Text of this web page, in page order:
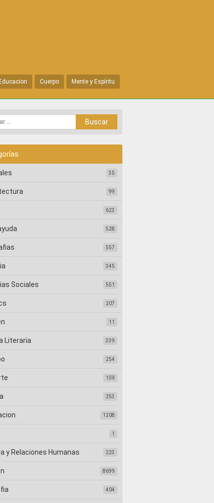
Cuerpo Mente y Espíritu
35
99
623
528
557
345
Sociales 551
207
11
Literaria 339
254
159
253
1208
1
y Relaciones Humanas 223
8699
404